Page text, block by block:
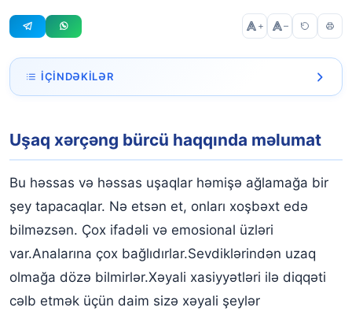
+ –
İÇINDƏKILƏR
Uşaq xərçəng bürcü haqqında məlumat
Bu həssas və həssas uşaqlar həmişə ağlamağa bir
şey tapacaqlar. Nə etsən et, onları xoşbəxt edə
bilməzsən. Çox ifadəli və emosional üzləri
var.Analarına çox bağlıdırlar.Sevdiklərindən uzaq
olmağa dözə bilmirlər.Xəyali xasiyyətləri ilə diqqəti
cəlb etmək üçün daim sizə xəyali şeylər